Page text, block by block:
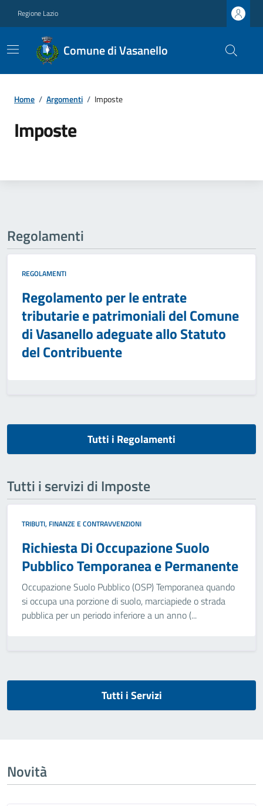
Regione Lazio
Comune di Vasanello
Home / Argomenti / Imposte
Imposte
Regolamenti
REGOLAMENTI
Regolamento per le entrate
tributarie e patrimoniali del Comune
di Vasanello adeguate allo Statuto
del Contribuente
Tutti i Regolamenti
Tutti i servizi di Imposte
TRIBUTI, FINANZE E CONTRAVVENZIONI
Richiesta Di Occupazione Suolo
Pubblico Temporanea e Permanente
Occupazione Suolo Pubblico (OSP) Temporanea quando
si occupa una porzione di suolo, marciapiede o strada
pubblica per un periodo inferiore a un anno (...
Tutti i Servizi
Novità